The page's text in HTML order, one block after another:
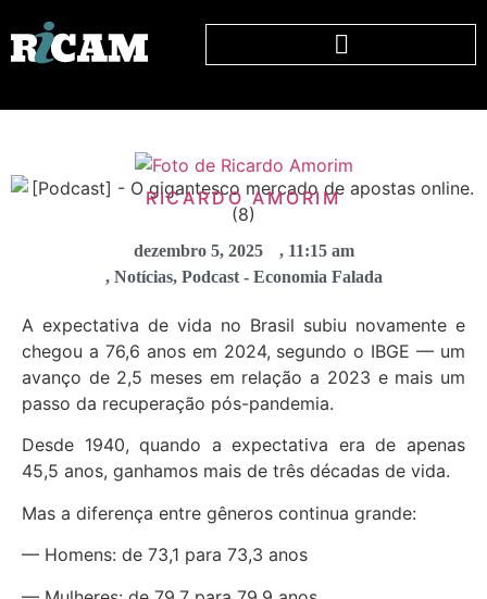
RICARDO AMORIM
dezembro 5, 2025 , 11:15 am
, Notícias, Podcast - Economia Falada
A expectativa de vida no Brasil subiu novamente e
chegou a 76,6 anos em 2024, segundo o IBGE — um
avanço de 2,5 meses em relação a 2023 e mais um
passo da recuperação pós-pandemia.
Desde 1940, quando a expectativa era de apenas
45,5 anos, ganhamos mais de três décadas de vida.
Mas a diferença entre gêneros continua grande:
— Homens: de 73,1 para 73,3 anos